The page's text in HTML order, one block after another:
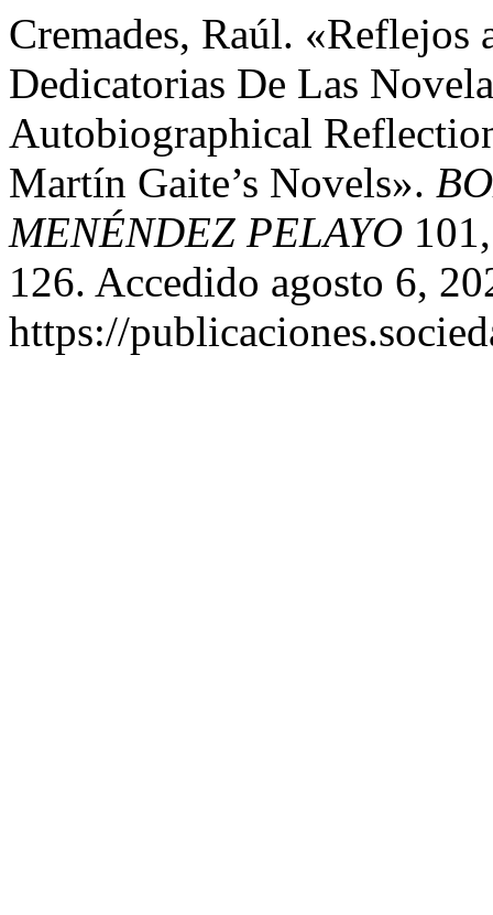
Cremades, Raúl.
Dedicatorias De Las
Autobiographical
Martín Gaite’s Novels».
MENÉNDEZ PELAYO
126. Accedido agosto 6,
https://